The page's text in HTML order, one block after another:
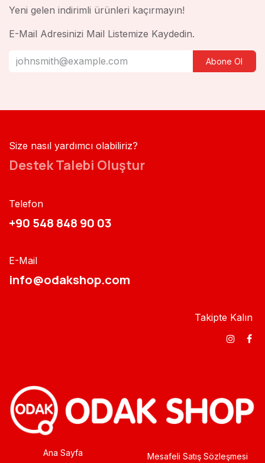
Yeni gelen indirimli ürünleri kaçırmayın!
E-Mail Adresinizi Mail Listemize Kaydedin.
Abone Ol
Size nasıl yardımcı olabiliriz?
Destek Talebi Oluştur
Telefon
+90 548 848 90 03​​
E-Mail
info@odakshop.com​
Takipte Kalın
Ana Sayfa Mesafeli Satış Sözleşmesi